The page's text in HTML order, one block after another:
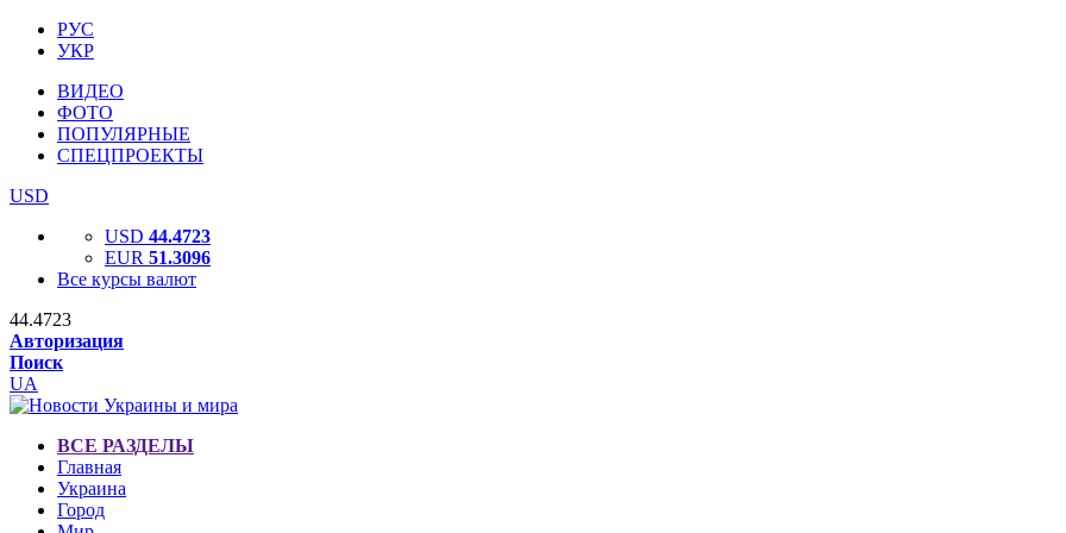
РУС
УКР
ВИДЕО
ФОТО
ПОПУЛЯРНЫЕ
СПЕЦПРОЕКТЫ
USD
USD 44.4723
EUR 51.3096
Все курсы валют
44.4723
Авторизация
Поиск
UA
ВСЕ РАЗДЕЛЫ
Главная
Украина
Город